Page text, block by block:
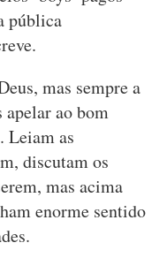
pública
mas sempre a
apelar ao bom
Leiam as
discutam os
mas acima
enorme sentido